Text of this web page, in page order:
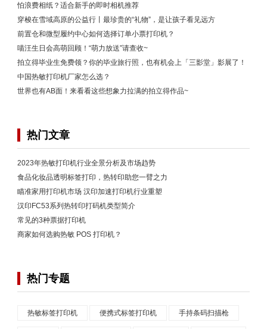
怕浪费相纸？适合新手的即时相机推荐
穿梭在雪域高原的公益行丨最珍贵的“礼物”，是让孩子看见远方
前置仓和微型履约中心如何选择订单小票打印机？
喵汪生日会高萌回顾！“萌力放送”请查收~
拍立得毕业生免费领？你的毕业旅行照，也有机会上「三影堂」影展了！
中国热敏打印机厂家怎么选？
世界也有AB面！来看看这些想象力拉满的拍立得作品~
热门文章
2023年热敏打印机行业全景分析及市场趋势
食品化妆品透明标签打印，热转印助您一臂之力
瞄准家用打印机市场 汉印加速打印机行业重塑
汉印FC53系列热转印打码机类型简介
常见的3种票据打印机
商家如何选购热敏 POS 打印机？
热门专题
热敏标签打印机 便携式标签打印机 手持条码扫描枪